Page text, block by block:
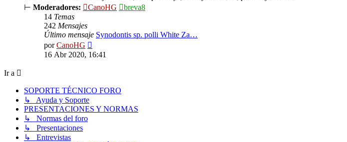
⊢ Moderadores: CanoHG
breva8
14 Temas
242 Mensajes
Último mensaje Synodontis sp. polli White Za…
porCanoHG
último
16 Abr 2020, 16:41
Ir a
SOPORTE TÉCNICO FORO
↳ Ayuda y Soporte
PRESENTACIONES Y NORMAS
↳ Normas del foro
↳ Presentaciones
↳ Entrevistas